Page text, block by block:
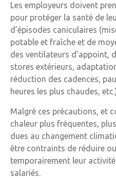
Les employeurs doivent
pour protéger la santé de
d’épisodes caniculaires
potable et fraîche et de
des ventilateurs d’appoint,
stores extérieurs,
réduction des cadences,
heures les plus chaudes,
Malgré ces précautions, et
chaleur plus fréquentes,
dues au changement
être contraints de réduire
temporairement leur
salariés.